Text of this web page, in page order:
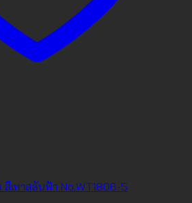
สีเทาสลับฟ้า No.WT1806-5